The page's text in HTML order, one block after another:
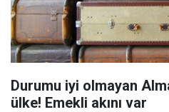
Durumu iyi olmayan
ülke! Emekli akını var